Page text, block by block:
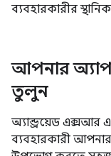
ব্যবহারকারীর
আপনার
তুলুন
অ্যান্ড্রয়েড এক্সআর
ব্যবহারকারী